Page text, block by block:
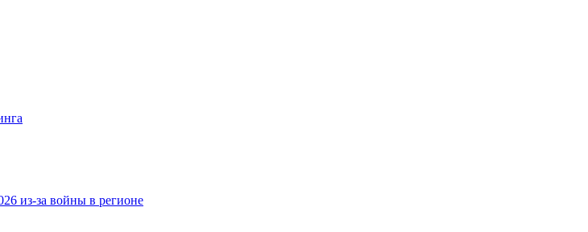
из-за войны в регионе